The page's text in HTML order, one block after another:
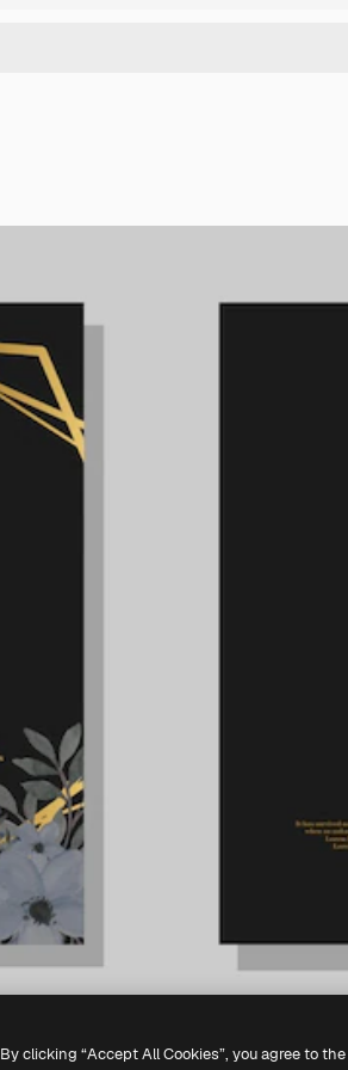
By clicking “Accept All Cookies”, you agree to